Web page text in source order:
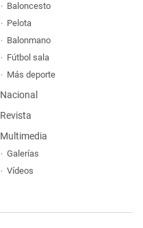
Baloncesto
Pelota
Balonmano
Fútbol sala
Más deporte
Nacional
Revista
Multimedia
Galerías
Vídeos